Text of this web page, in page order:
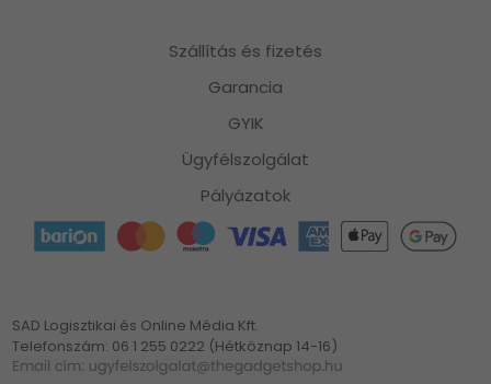
Szállítás és fizetés
Garancia
GYIK
Ügyfélszolgálat
Pályázatok
SAD Logisztikai és Online Média Kft.
Telefonszám: 06 1 255 0222 (Hétköznap 14-16)